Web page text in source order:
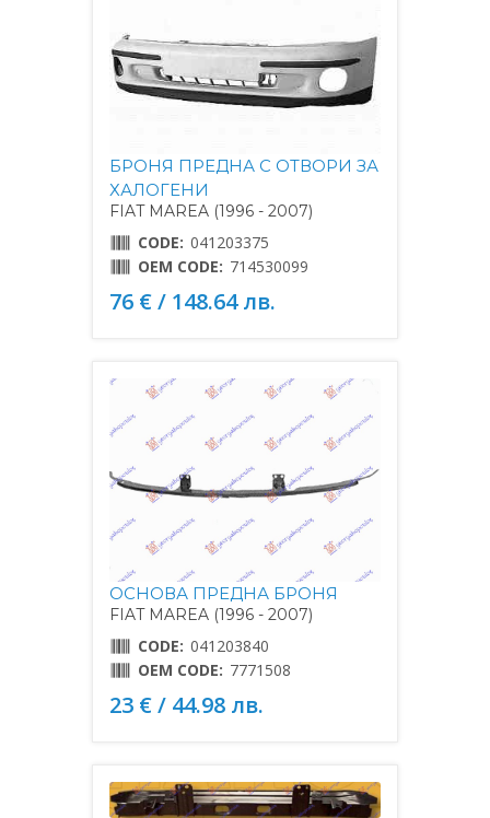
БРОНЯ ПРЕДНА С ОТВОРИ ЗА
ХАЛОГЕНИ
FIAT MAREA (1996 - 2007)
CODE: 041203375
OEM CODE: 714530099
76 € / 148.64 лв.
ОСНОВА ПРЕДНА БРОНЯ
FIAT MAREA (1996 - 2007)
CODE: 041203840
OEM CODE: 7771508
23 € / 44.98 лв.